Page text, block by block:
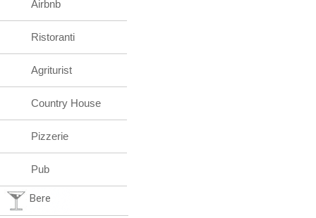
Airbnb
Ristoranti
Agriturist
Country House
Pizzerie
Pub
Bere